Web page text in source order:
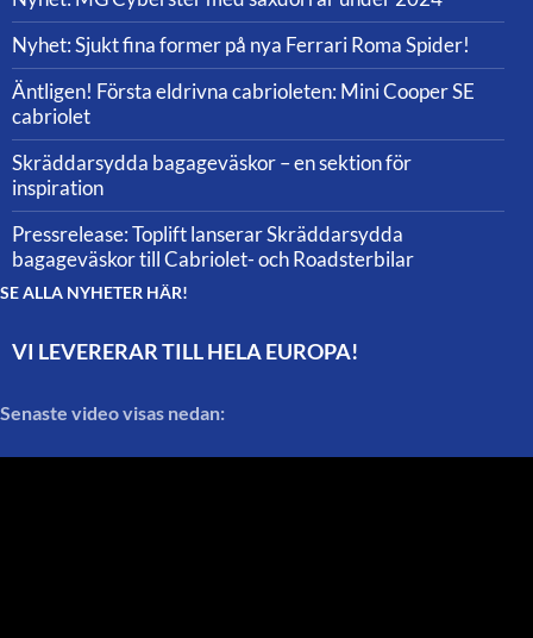
Nyhet: Sjukt fina former på nya Ferrari Roma Spider!
Äntligen! Första eldrivna cabrioleten: Mini Cooper SE
cabriolet
Skräddarsydda bagageväskor – en sektion för
inspiration
Pressrelease: Toplift lanserar Skräddarsydda
bagageväskor till Cabriolet- och Roadsterbilar
SE ALLA NYHETER HÄR!
VI LEVERERAR TILL HELA EUROPA!
Senaste video visas nedan: